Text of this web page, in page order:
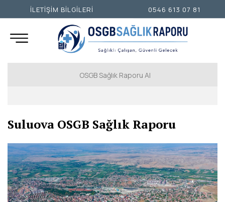
OSGB Sağlık Raporu Al
İSTANBUL ANADOLU YAKASI
ANKARA
İZMİR
ADANA
Suluova OSGB Sağlık Raporu
İLETİŞİM BİLGİLERİ 0546 613 07 81